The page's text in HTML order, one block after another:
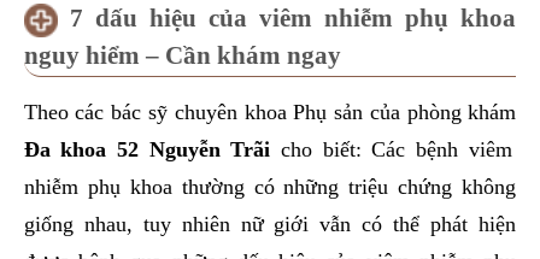
7 dấu hiệu của viêm nhiễm phụ khoa
nguy hiểm – Cần khám ngay
Theo các bác sỹ chuyên khoa Phụ sản của phòng khám
Đa khoa 52 Nguyễn Trãi cho biết: Các bệnh viêm
nhiễm phụ khoa thường có những triệu chứng không
giống nhau, tuy nhiên nữ giới vẫn có thể phát hiện